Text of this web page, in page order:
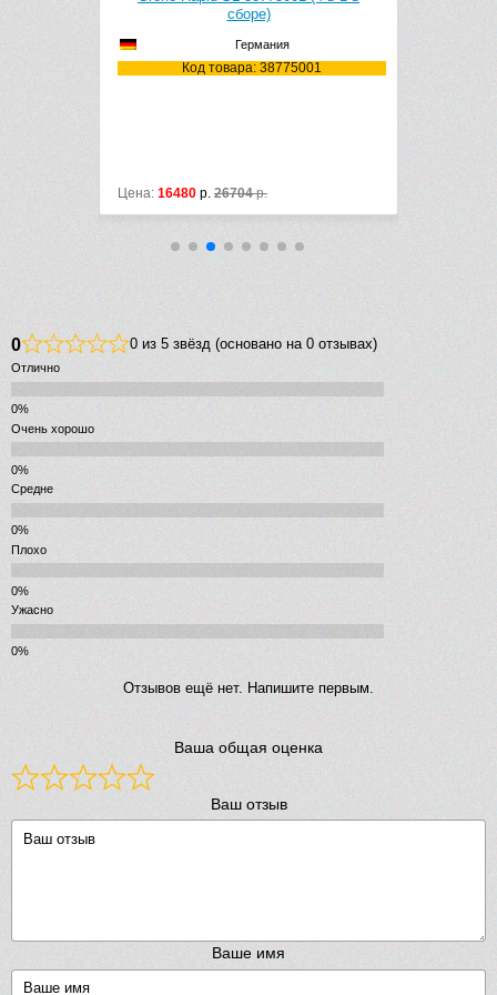
Код товара: 156.050.00.1
Цена:1275р.1455
0 0 из 5 звёзд (основано на 0 отзывах)
Отлично
Очень хорошо
Средне
Плохо
Ужасно
Отзывов ещё нет. Напишите первым.
Ваша общая оценка
Ваш отзыв
Ваше имя